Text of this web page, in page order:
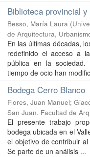
Biblioteca provincial
Besso, María Laura (
de Arquitectura,
En las últimas décadas,
redefinido el acceso a
pública en la sociedad.
tiempo de ocio han
Bodega Cerro Blanco
Flores, Juan Manuel;
San Juan. Facultad de
El presente trabajo
bodega ubicada en el
el objetivo de contribuir
Se parte de un análisis ...